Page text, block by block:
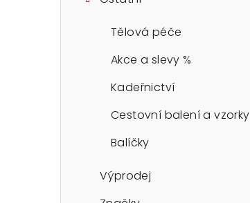
Tělová péče
Akce a slevy %
Kadeřnictví
Cestovní balení a vzorky
Balíčky
Výprodej